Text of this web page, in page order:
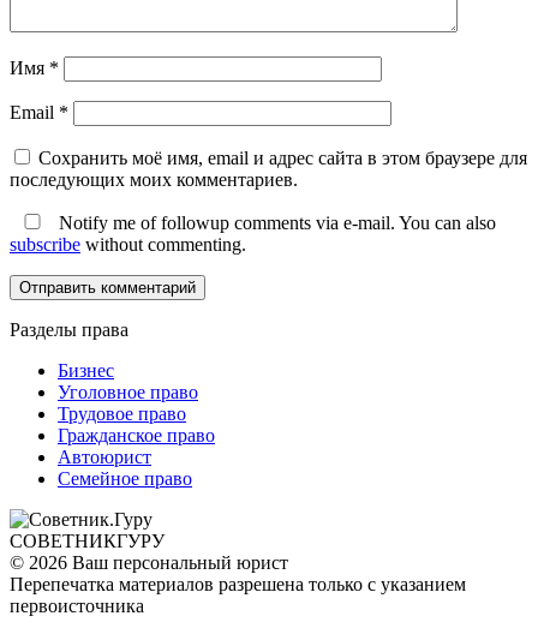
Имя *
Email *
Сохранить моё имя, email и адрес сайта в этом браузере для
последующих моих комментариев.
Notify me of followup comments via e-mail. You can also
subscribe without commenting.
Разделы права
Бизнес
Уголовное право
Трудовое право
Гражданское право
Автоюрист
Семейное право
СОВЕТНИКГУРУ
© 2026 Ваш персональный юрист
Перепечатка материалов разрешена только с указанием
первоисточника